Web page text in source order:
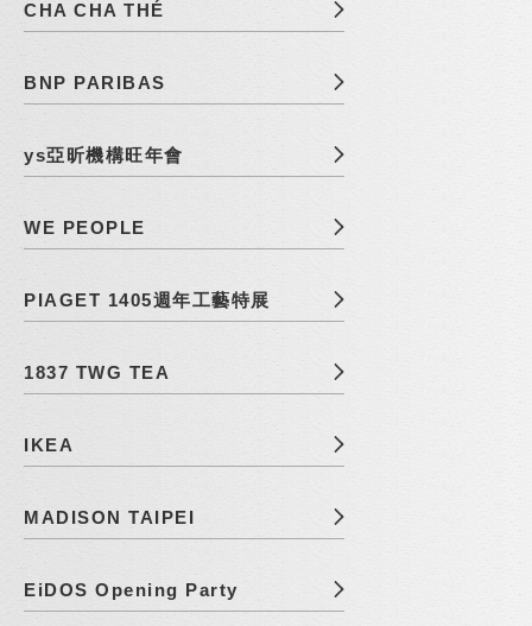
CHA CHA THÉ
BNP PARIBAS
ys亞昕機構旺年會
WE PEOPLE
PIAGET 1405週年工藝特展
1837 TWG TEA
IKEA
MADISON TAIPEI
EiDOS Opening Party